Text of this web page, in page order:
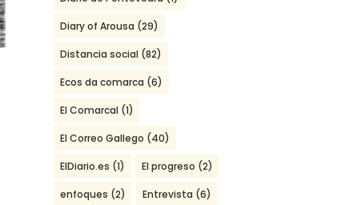
Diary of Arousa (29)
Distancia social (82)
Ecos da comarca (6)
El Comarcal (1)
El Correo Gallego (40)
ElDiario.es (1) El progreso (2)
enfoques (2) Entrevista (6)